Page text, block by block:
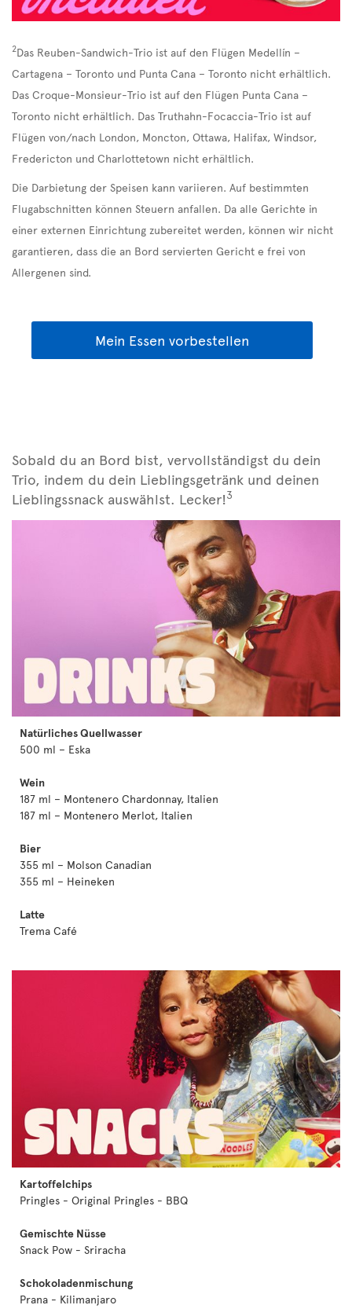
2Das Reuben-Sandwich-Trio ist auf den Flügen Medellín –
Cartagena – Toronto und Punta Cana – Toronto nicht erhältlich.
Das Croque-Monsieur-Trio ist auf den Flügen Punta Cana –
Toronto nicht erhältlich. Das Truthahn-Focaccia-Trio ist auf
Flügen von/nach London, Moncton, Ottawa, Halifax, Windsor,
Fredericton und Charlottetown nicht erhältlich.
Die Darbietung der Speisen kann variieren. Auf bestimmten
Flugabschnitten können Steuern anfallen. Da alle Gerichte in
einer externen Einrichtung zubereitet werden, können wir nicht
garantieren, dass die an Bord servierten Gericht e frei von
Allergenen sind.
Mein Essen vorbestellen
Sobald du an Bord bist, vervollständigst du dein
Trio, indem du dein Lieblingsgetränk und deinen
Lieblingssnack auswählst. Lecker!3
Natürliches Quellwasser
500 ml – Eska
Wein
187 ml – Montenero Chardonnay, Italien
187 ml – Montenero Merlot, Italien
Bier
355 ml – Molson Canadian
355 ml – Heineken
Latte
Trema Café
Kartoffelchips
Pringles - Original Pringles - BBQ
Gemischte Nüsse
Snack Pow - Sriracha
Schokoladenmischung
Prana - Kilimanjaro